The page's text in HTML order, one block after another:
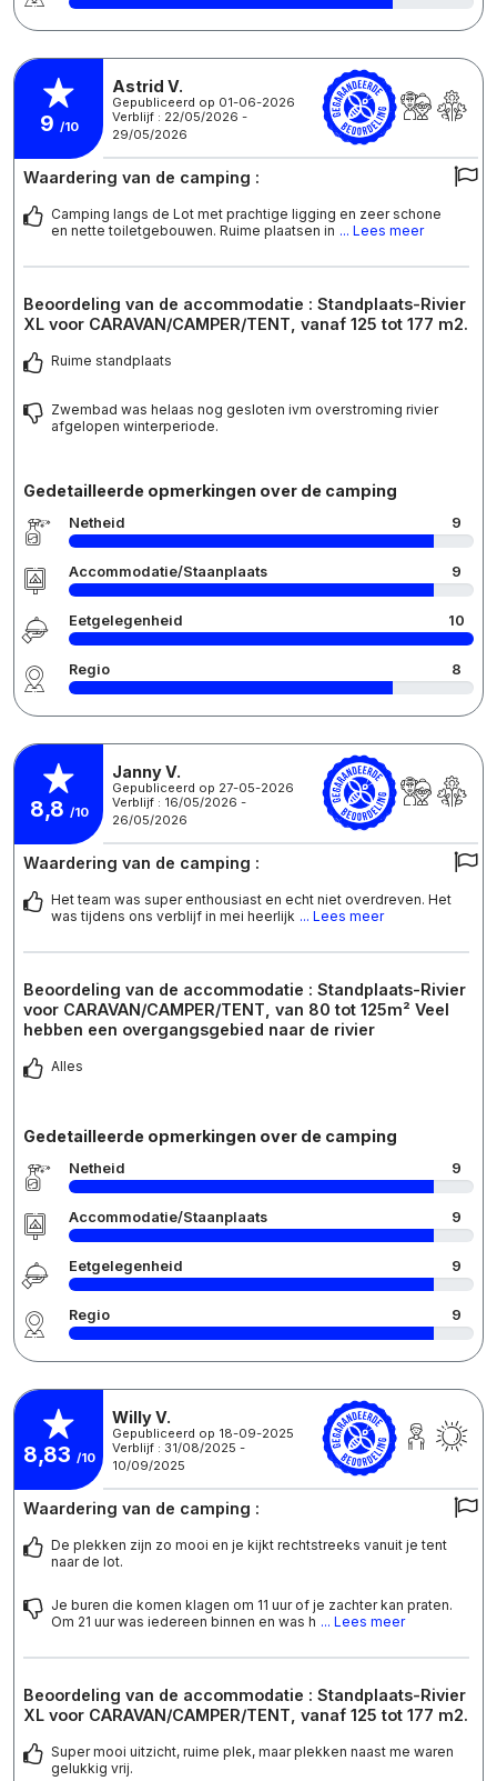
9 /10
Astrid V.
Gepubliceerd op 01-06-2026
Verblijf : 22/05/2026 -
29/05/2026
Waardering van de camping :
Camping langs de Lot met prachtige ligging en zeer schone
en nette toiletgebouwen. Ruime plaatsen in ... Lees meer
Beoordeling van de accommodatie : Standplaats-Rivier
XL voor CARAVAN/CAMPER/TENT, vanaf 125 tot 177 m2.
Ruime standplaats
Zwembad was helaas nog gesloten ivm overstroming rivier
afgelopen winterperiode.
Gedetailleerde opmerkingen over de camping
Netheid 9
Accommodatie/Staanplaats 9
Eetgelegenheid 10
Regio 8
8,8 /10
Janny V.
Gepubliceerd op 27-05-2026
Verblijf : 16/05/2026 -
26/05/2026
Waardering van de camping :
Het team was super enthousiast en echt niet overdreven. Het
was tijdens ons verblijf in mei heerlijk ... Lees meer
Beoordeling van de accommodatie : Standplaats-Rivier
voor CARAVAN/CAMPER/TENT, van 80 tot 125m² Veel
hebben een overgangsgebied naar de rivier
Alles
Gedetailleerde opmerkingen over de camping
Netheid 9
Accommodatie/Staanplaats 9
Eetgelegenheid 9
Regio 9
8,83 /10
Willy V.
Gepubliceerd op 18-09-2025
Verblijf : 31/08/2025 -
10/09/2025
Waardering van de camping :
De plekken zijn zo mooi en je kijkt rechtstreeks vanuit je tent
naar de lot.
Je buren die komen klagen om 11 uur of je zachter kan praten.
Om 21 uur was iedereen binnen en was h ... Lees meer
Beoordeling van de accommodatie : Standplaats-Rivier
XL voor CARAVAN/CAMPER/TENT, vanaf 125 tot 177 m2.
Super mooi uitzicht, ruime plek, maar plekken naast me waren
gelukkig vrij.